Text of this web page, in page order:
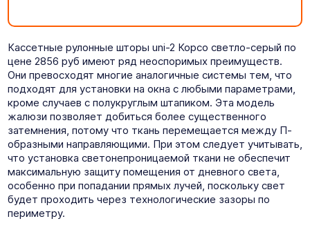
Кассетные рулонные шторы uni-2 Корсо светло-серый по
цене 2856 руб имеют ряд неоспоримых преимуществ.
Они превосходят многие аналогичные системы тем, что
подходят для установки на окна с любыми параметрами,
кроме случаев с полукруглым штапиком. Эта модель
жалюзи позволяет добиться более существенного
затемнения, потому что ткань перемещается между П-
образными направляющими. При этом следует учитывать,
что установка светонепроницаемой ткани не обеспечит
максимальную защиту помещения от дневного света,
особенно при попадании прямых лучей, поскольку свет
будет проходить через технологические зазоры по
периметру.